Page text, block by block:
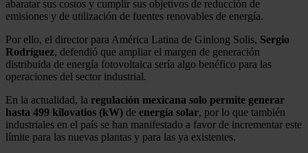
abaratar sus costos y cumplir sus objetivos de reducción de
emisiones y de utilización de fuentes renovables de energía.
Por ello, el director para América Latina de Ginlong Solis, Sergio
Rodríguez, defendió que ampliar el margen de generación
distribuida de energía fotovoltaica sería algo benéfico para las
operaciones del sector industrial.
En la actualidad, la regulación mexicana solo permite generar
hasta 499 kilovatios (kW) de energía solar, por lo que también
industriales en el país se han manifestado a favor de incrementar este
límite para las nuevas plantas y para las ya existentes.